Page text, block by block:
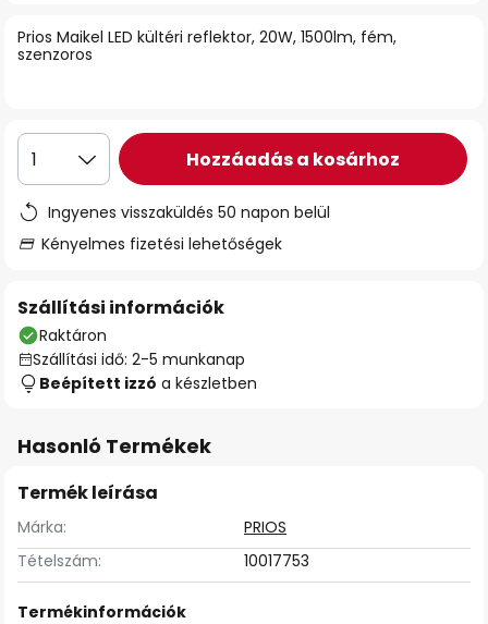
Prios Maikel LED kültéri reflektor, 20W, 1500lm, fém,
szenzoros
1 Hozzáadás a kosárhoz
Ingyenes visszaküldés 50 napon belül
Kényelmes fizetési lehetőségek
Szállítási információk
Raktáron
Szállítási idő: 2-5 munkanap
Beépített izzó a készletben
Hasonló Termékek
Termék leírása
Márka:
PRIOS
Tételszám:
10017753
Termékinformációk